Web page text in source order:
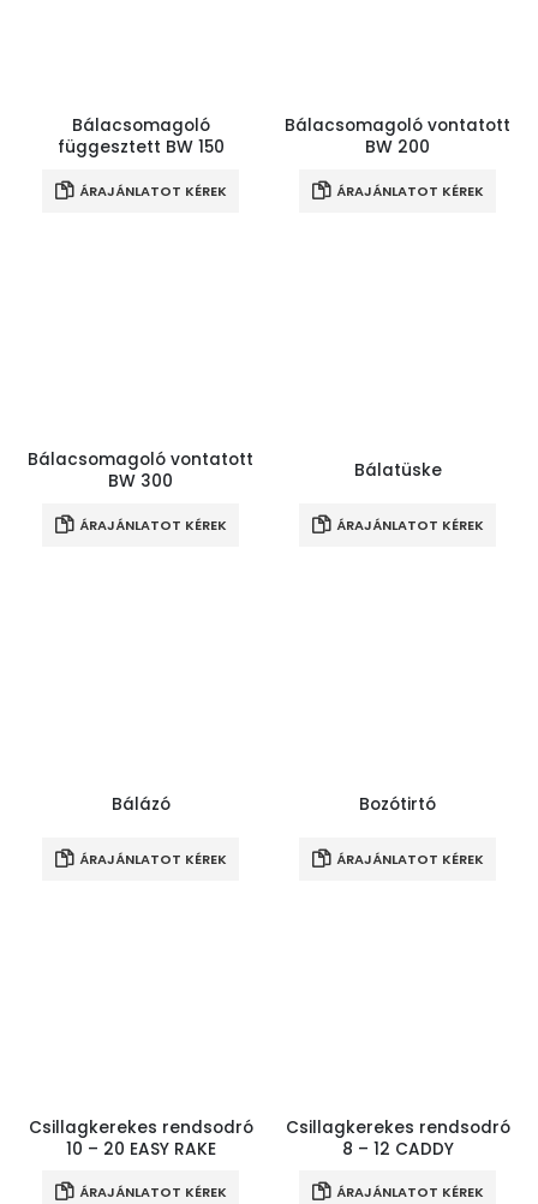
Bálacsomagoló
függesztett BW 150
ÁRAJÁNLATOT KÉREK
Bálacsomagoló vontatott
BW 200
ÁRAJÁNLATOT KÉREK
Bálacsomagoló vontatott
BW 300
ÁRAJÁNLATOT KÉREK
Bálatüske
ÁRAJÁNLATOT KÉREK
Bálázó
ÁRAJÁNLATOT KÉREK
Bozótirtó
ÁRAJÁNLATOT KÉREK
Csillagkerekes rendsodró
10 – 20 EASY RAKE
ÁRAJÁNLATOT KÉREK
Csillagkerekes rendsodró
8 – 12 CADDY
ÁRAJÁNLATOT KÉREK